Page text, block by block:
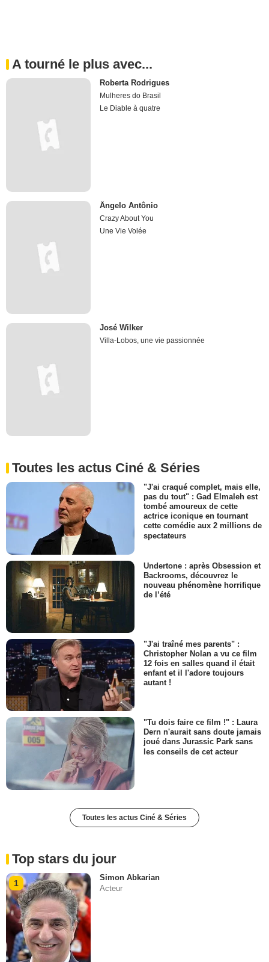
A tourné le plus avec...
Roberta Rodrigues
Mulheres do Brasil
Le Diable à quatre
Ângelo Antônio
Crazy About You
Une Vie Volée
José Wilker
Villa-Lobos, une vie passionnée
Toutes les actus Ciné & Séries
"J'ai craqué complet, mais elle,
pas du tout" : Gad Elmaleh est
tombé amoureux de cette
actrice iconique en tournant
cette comédie aux 2 millions de
spectateurs
Undertone : après Obsession et
Backrooms, découvrez le
nouveau phénomène horrifique
de l’été
"J'ai traîné mes parents" :
Christopher Nolan a vu ce film
12 fois en salles quand il était
enfant et il l'adore toujours
autant !
"Tu dois faire ce film !" : Laura
Dern n'aurait sans doute jamais
joué dans Jurassic Park sans
les conseils de cet acteur
Toutes les actus Ciné & Séries
Top stars du jour
1
Simon Abkarian
Acteur